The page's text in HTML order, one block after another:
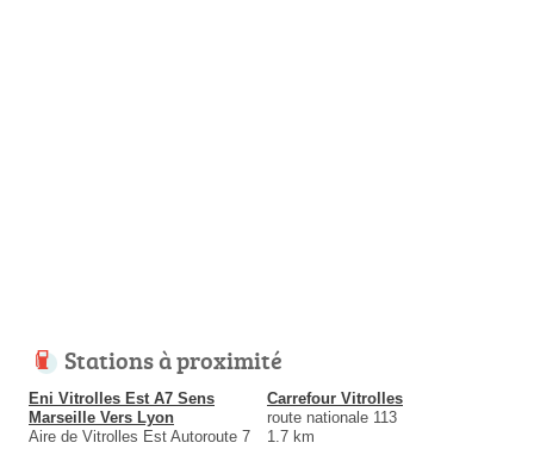
Stations à proximité
Eni Vitrolles Est A7 Sens
Marseille Vers Lyon
Aire de Vitrolles Est Autoroute 7
Carrefour Vitrolles
route nationale 113
1.7 km